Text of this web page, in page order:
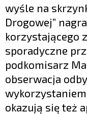
wyśle na
Drogowej”
korzystającego
sporadyczne
podkomisarz
obserwacja
okazują się też